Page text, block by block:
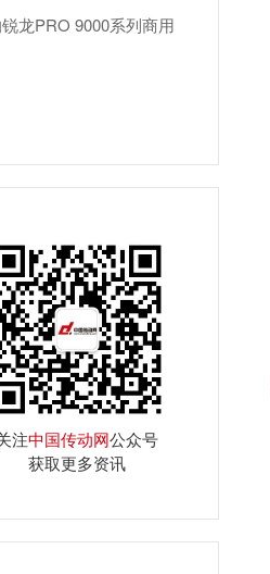
龙PRO 9000系列商用
注中国传动网公众号
获取更多资讯